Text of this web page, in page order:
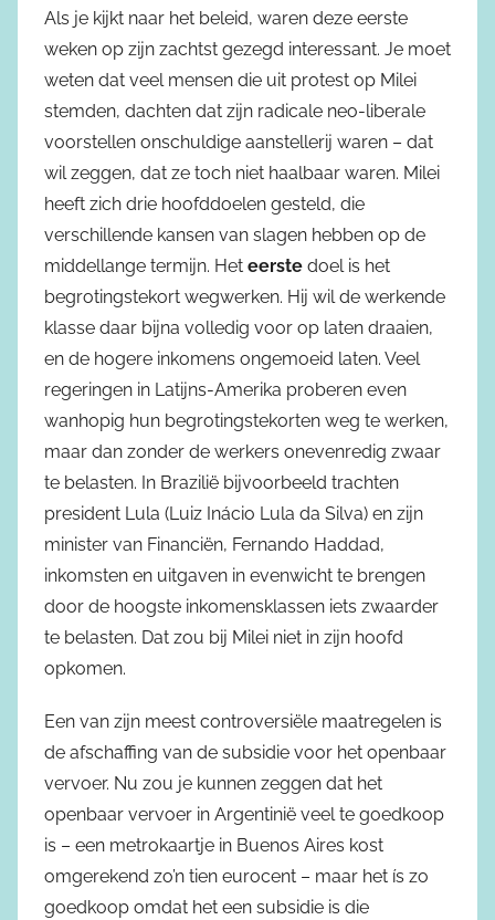
Als je kijkt naar het beleid, waren deze eerste
weken op zijn zachtst gezegd interessant. Je moet
weten dat veel mensen die uit protest op Milei
stemden, dachten dat zijn radicale neo-liberale
voorstellen onschuldige aanstellerij waren – dat
wil zeggen, dat ze toch niet haalbaar waren. Milei
heeft zich drie hoofddoelen gesteld, die
verschillende kansen van slagen hebben op de
middellange termijn. Het eerste doel is het
begrotingstekort wegwerken. Hij wil de werkende
klasse daar bijna volledig voor op laten draaien,
en de hogere inkomens ongemoeid laten. Veel
regeringen in Latijns-Amerika proberen even
wanhopig hun begrotingstekorten weg te werken,
maar dan zonder de werkers onevenredig zwaar
te belasten. In Brazilië bijvoorbeeld trachten
president Lula (Luiz Inácio Lula da Silva) en zijn
minister van Financiën, Fernando Haddad,
inkomsten en uitgaven in evenwicht te brengen
door de hoogste inkomensklassen iets zwaarder
te belasten. Dat zou bij Milei niet in zijn hoofd
opkomen.
Een van zijn meest controversiële maatregelen is
de afschaffing van de subsidie voor het openbaar
vervoer. Nu zou je kunnen zeggen dat het
openbaar vervoer in Argentinië veel te goedkoop
is – een metrokaartje in Buenos Aires kost
omgerekend zo’n tien eurocent – maar het ís zo
goedkoop omdat het een subsidie is die